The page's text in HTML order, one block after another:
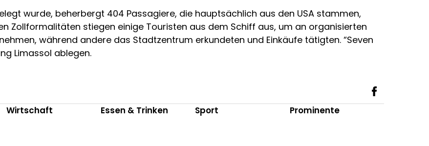
wurde, beherbergt 404 Passagiere, die hauptsächlich aus den USA stammen,
Zollformalitäten stiegen einige Touristen aus dem Schiff aus, um an organisierten
während andere das Stadtzentrum erkundeten und Einkäufe tätigten. “Seven
Limassol ablegen.
Wirtschaft Essen & Trinken Sport Prominente